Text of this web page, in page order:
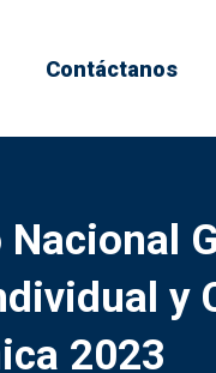
Contáctanos
y
2023